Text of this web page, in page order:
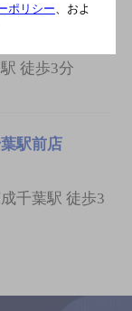
徒歩3分
駅前店
千葉駅 徒歩3
ポリシー 、およ